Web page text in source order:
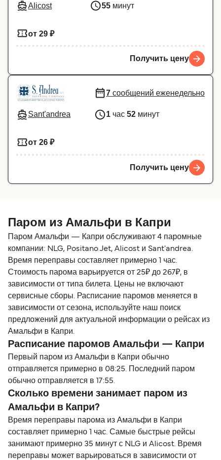
Alicost 55 минут
от 29 ₽
Получить цену
Sant'andrea
7 сообщений еженедельно
1 час 52 минут
от 26 ₽
Получить цену
Паром из Амальфи в Капри
Паром Амальфи — Капри обслуживают 4 паромные
компании: NLG, Positano Jet, Alicost и Sant'andrea.
Время переправы составляет примерно 1 час.
Стоимость парома варьируется от 25₽ до 267₽, в
зависимости от типа билета. Цены не включают
сервисные сборы. Расписание паромов меняется в
зависимости от сезона, используйте наш поиск
предложений для актуальной информации о рейсах из
Амальфи в Капри.
Расписание паромов Амальфи — Капри
Первый паром из Амальфи в Капри обычно
отправляется примерно в 08:25. Последний паром
обычно отправляется в 17:55.
Сколько времени занимает паром из
Амальфи в Капри?
Время переправы парома из Амальфи в Капри
составляет примерно 1 час. Самые быстрые рейсы
занимают примерно 35 минут с NLG и Alicost. Время
переправы может варьироваться в зависимости от